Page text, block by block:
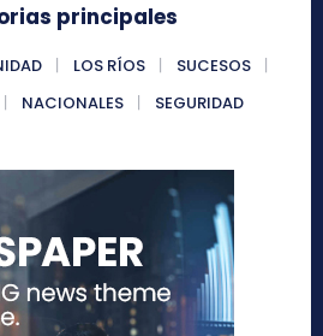
principales
LOS RÍOS
SUCESOS
NACIONALES SEGURIDAD